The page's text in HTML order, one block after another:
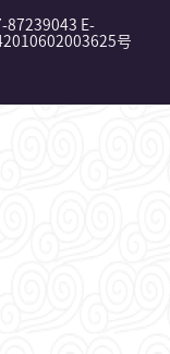
87239043 E-
号